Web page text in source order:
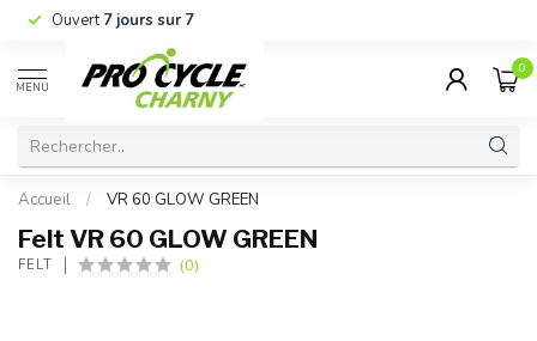
Ouvert7 jours sur 7
MENU
0
Accueil / VR 60 GLOW GREEN
Felt VR 60 GLOW GREEN
FELT (0)